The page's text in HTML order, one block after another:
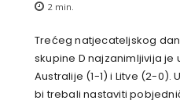
2 min.
Trećeg natjecateljskog
skupine D najzanimljivija je
Australije (1-1) i Litve (2-0).
bi trebali nastaviti